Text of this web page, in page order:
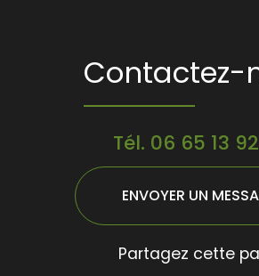
Contactez-
Tél. 06 65 13
ENVOYER UN
Partagez cette